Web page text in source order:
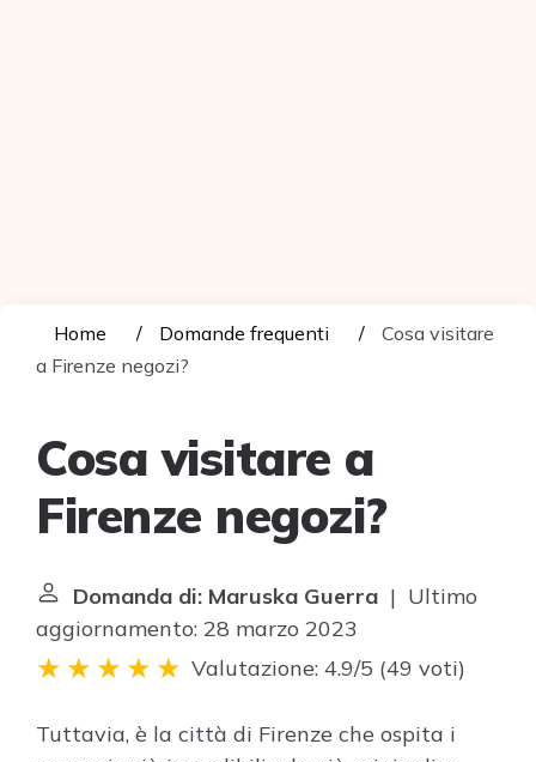
Home Domande frequenti
Cosa visitare
a Firenze negozi?
Cosa visitare a
Firenze negozi?
Domanda di: Maruska Guerra | Ultimo
aggiornamento: 28 marzo 2023
Valutazione: 4.9/5 (49 voti)
Tuttavia, è la città di Firenze che ospita i